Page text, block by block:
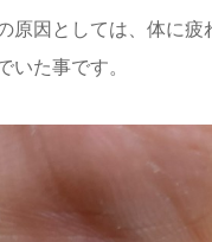
原因としては、体に
いた事です。